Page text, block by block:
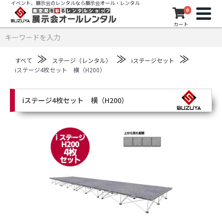
イベント、展示会のレンタルなら展示会オール・レンタル
0
カート
すべて ≫ ステージ（レンタル） ≫ iステージセット ≫
iステージ4枚セット 横（H200）
iステージ4枚セット 横（H200）